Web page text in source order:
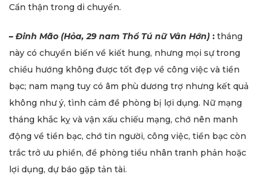
Cẩn thận trong di chuyển.
– Đinh Mão (Hỏa, 29 nam Thổ Tú nữ Vân Hớn) : tháng
này có chuyển biến về kiết hung, nhưng mọi sự trong
chiều hướng không được tốt đẹp về công việc và tiền
bạc; nam mạng tuy có âm phù dương trợ nhưng kết quả
không như ý, tình cảm đề phòng bị lợi dụng. Nữ mạng
tháng khắc kỵ và vận xấu chiếu mạng, chớ nên manh
động về tiền bạc, chớ tin người, công việc, tiền bạc còn
trắc trở ưu phiền, đề phòng tiểu nhân tranh phản hoặc
lợi dụng, dự báo gặp tản tài.